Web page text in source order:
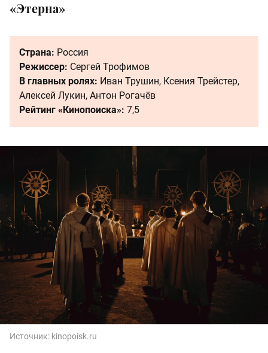
«Этерна»
Страна: Россия
Режиссер: Сергей Трофимов
В главных ролях: Иван Трушин, Ксения Трейстер,
Алексей Лукин, Антон Рогачёв
Рейтинг «Кинопоиска»: 7,5
Источник: kinopoisk.ru